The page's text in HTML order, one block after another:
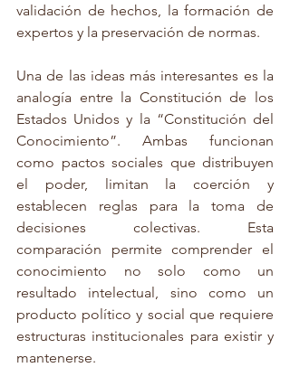
validación de hechos, la formación de
expertos y la preservación de normas.
Una de las ideas más interesantes es la
analogía entre la Constitución de los
Estados Unidos y la “Constitución del
Conocimiento”. Ambas funcionan
como pactos sociales que distribuyen
el poder, limitan la coerción y
establecen reglas para la toma de
decisiones colectivas. Esta
comparación permite comprender el
conocimiento no solo como un
resultado intelectual, sino como un
producto político y social que requiere
estructuras institucionales para existir y
mantenerse.